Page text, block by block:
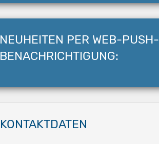
NEUHEITEN PER WEB-PUSH-
BENACHRICHTIGUNG:
KONTAKTDATEN